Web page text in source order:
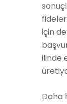
için de
ilinde
Daha